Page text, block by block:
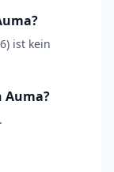
ist kein
Auma?